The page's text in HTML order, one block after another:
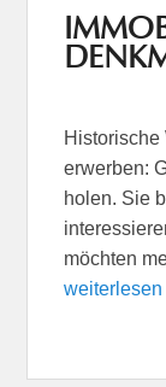
Historische
erwerben:
holen. Sie
möchten